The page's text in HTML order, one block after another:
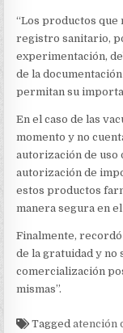
“Los productos que
registro sanitario,
experimentación,
de la
permitan su
En el caso de las
momento y no
autorización de uso
autorización de
estos productos
manera segura en
Finalmente, recordó
de la gratuidad y no
comercialización
mismas”.
Taggedatención